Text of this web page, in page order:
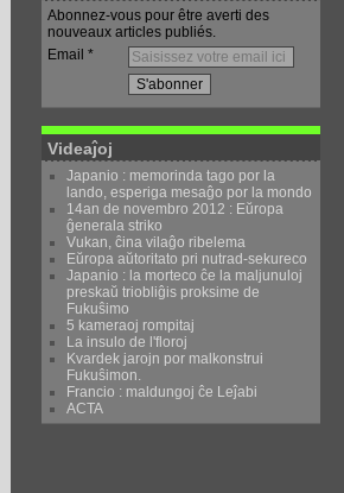
Abonnez-vous pour être averti des
nouveaux articles publiés.
Email
Videaĵoj
Japanio : memorinda tago por la
lando, esperiga mesaĝo por la mondo
14an de novembro 2012 : Eŭropa
ĝenerala striko
Vukan, ĉina vilaĝo ribelema
Eŭropa aŭtoritato pri nutrad-sekureco
Japanio : la morteco ĉe la maljunuloj
preskaŭ triobliĝis proksime de
Fukuŝimo
5 kameraoj rompitaj
La insulo de l'floroj
Kvardek jarojn por malkonstrui
Fukuŝimon.
Francio : maldungoj ĉe Leĵabi
ACTA